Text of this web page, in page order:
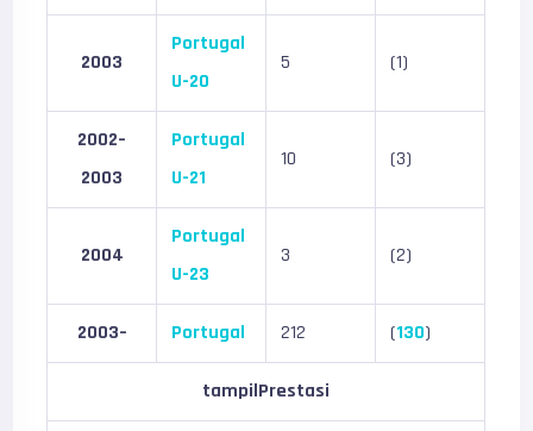
2003
Portugal
U-20
5 (1)
2002–
2003
Portugal
U-21
10 (3)
2004
Portugal
U-23
3 (2)
2003– Portugal 212 (130)
tampilPrestasi